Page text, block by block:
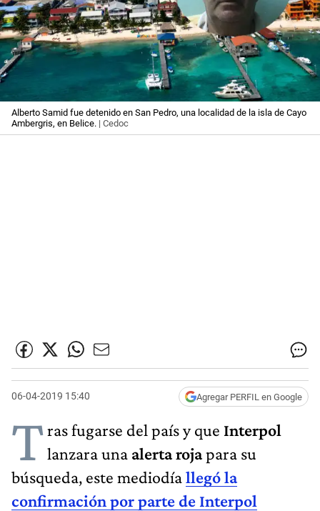
Alberto Samid fue detenido en San Pedro, una localidad de la isla de Cayo
Ambergris, en Belice. | Cedoc
06-04-2019 15:40 Agregar PERFIL en Google
Tras fugarse del país y que Interpol
lanzara una alerta rojapara su
búsqueda, este mediodíallegó la
confirmación por parte de Interpol